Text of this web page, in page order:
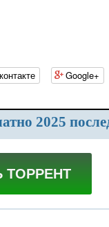
Google+
2025
ТОРРЕНТ